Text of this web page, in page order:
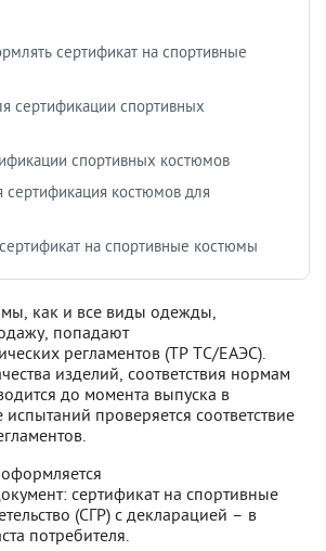
сертификат на спортивные
сертификации спортивных
спортивных костюмов
сертификация костюмов для
на спортивные костюмы
как и все виды одежды,
попадают
регламентов (ТР ТС/ЕАЭС).
изделий, соответствия нормам
до момента выпуска в
проверяется соответствие
сертификат на спортивные
(СГР) с декларацией – в
потребителя.